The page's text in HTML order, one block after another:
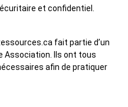
et confidentiel.
fait partie d’un
Association. Ils ont tous
afin de pratiquer